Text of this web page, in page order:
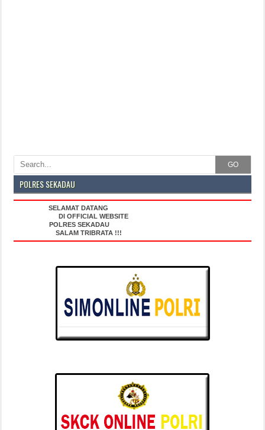
GO
POLRES SEKADAU
SELAMAT DATANG
DI OFFICIAL WEBSITE
POLRES SEKADAU
SALAM TRIBRATA !!!